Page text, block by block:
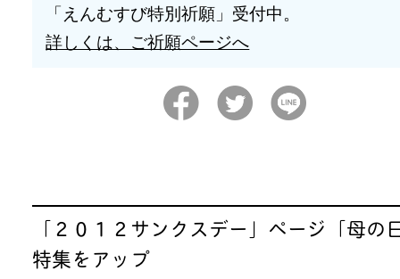
「えんむすび特別祈願」受付中。
詳しくは、ご祈願ページへ
「２０１２サンクスデー」ページ「母の
特集をアップ